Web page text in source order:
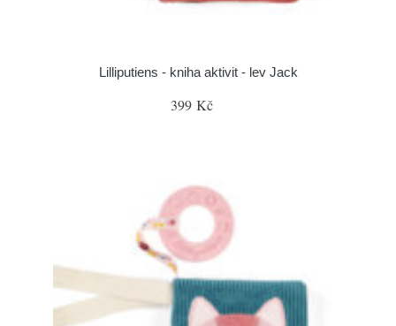
Lilliputiens - kniha aktivit - lev Jack
399 Kč